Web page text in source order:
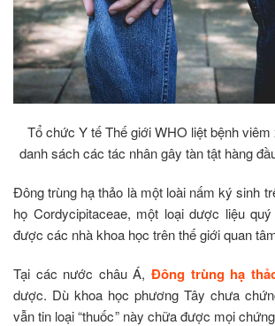
Tổ chức Y tế Thế giới WHO liệt bệnh
danh sách các tác nhân gây tàn tật hàng
Đông trùng hạ thảo là một loài nấm ký sinh
họ Cordycipitaceae, một loại dược liệu
được các nhà khoa học trên thế giới quan
Tại các nước châu Á, Đông trùng hạ
dược. Dù khoa học phương Tây chưa
vẫn tin loại “thuốc” này chữa được mọi